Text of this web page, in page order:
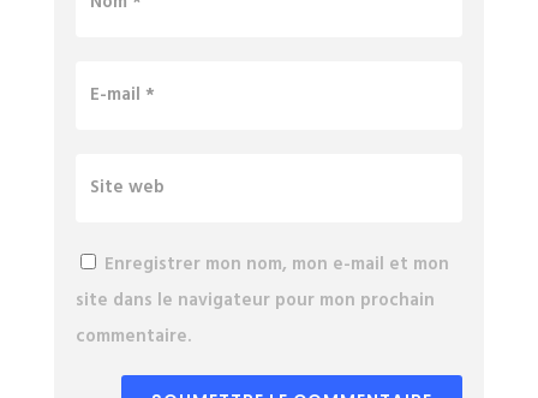
Enregistrer mon nom, mon e-mail et mon
site dans le navigateur pour mon prochain
commentaire.